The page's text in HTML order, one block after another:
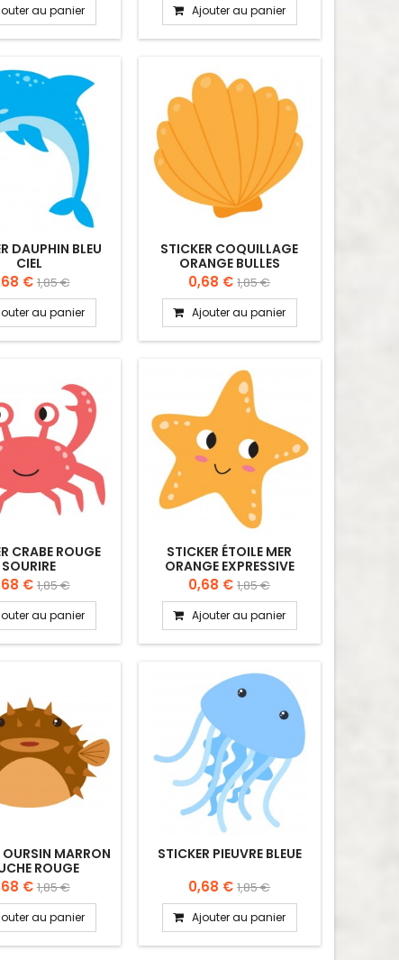
au panier Ajouter au panier
DAUPHIN BLEU
CIEL
€1,85 €
au panier
STICKER COQUILLAGE
ORANGE BULLES
0,68 €1,85 €
Ajouter au panier
CRABE ROUGE
SOURIRE
€1,85 €
au panier
STICKER ÉTOILE MER
ORANGE EXPRESSIVE
0,68 €1,85 €
Ajouter au panier
OURSIN MARRON
ROUGE
€1,85 €
au panier
STICKER PIEUVRE BLEUE
0,68 €1,85 €
Ajouter au panier